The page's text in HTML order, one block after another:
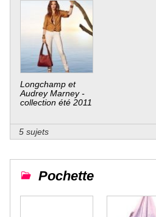
Longchamp et
Audrey Marney -
collection été 2011
5 sujets
Pochette